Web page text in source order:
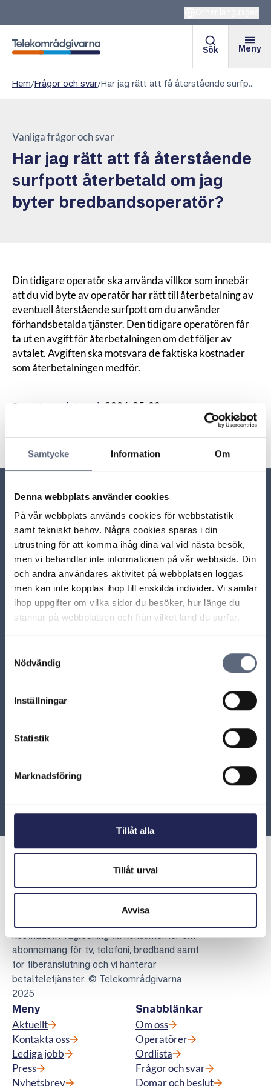
Samtycke Information Om
Denna webbplats använder cookies
På vår webbplats används cookies för webbstatistik
samt tekniskt behov. Några cookies sparas i din
utrustning för att komma ihåg dina val vid nästa besök,
men vi behandlar inte informationen på vår webbsida. Din
och andra användares aktivitet på webbplatsen loggas
men kan inte kopplas ihop till enskilda individer. Vi samlar
ihop uppgifter om vilka sidor du besöker, hur länge du
stannar på webbplatsen och från vilket land du surfar.
Nödvändig
Inställningar
Statistik
Marknadsföring
Tillåt alla
Tillåt urval
Avvisa
Telekområdgivarna
Sök Meny
Hem/Frågor och svar/ Har jag rätt att få återstående surfpott återbetald om jag byter bredbandsoperatör?
Vanliga frågor och svar
Har jag rätt att få återstående
surfpott återbetald om jag
byter bredbandsoperatör?
Din tidigare operatör ska använda villkor som innebär
att du vid byte av operatör har rätt till återbetalning av
eventuell återstående surfpott om du använder
förhandsbetalda tjänster. Den tidigare operatören får
ta ut en avgift för återbetalningen om det följer av
avtalet. Avgiften ska motsvara de faktiska kostnader
som återbetalningen medför.
Senast uppdaterad: 2026-05-08
Dela sidan på Facebook
Dela sidan på Linkedin
Relaterade sidor till frågan
Återbetalning av samtalspott eller surfpott
ARN beslut
MD 2000:24 - Samtalspotter, uppsägning, oskäligt
sparad surf efter villkorsändring
ARN 2017-05793 - Konsumenten kunde inte bevisa
att det avtalats om att datatrafik som inte förbrukats
Telekområdgivarna
kostnadsfri vägledning till konsumenter om
abonnemang för tv, telefoni, bredband samt
för fiberanslutning och vi hanterar
betalteletjänster. © Telekområdgivarna
2025
Meny
Aktuellt
Kontakta oss
Lediga jobb
Press
Nyhetsbrev
Snabblänkar
Om oss
Operatörer
Ordlista
Frågor och svar
Domar och beslut